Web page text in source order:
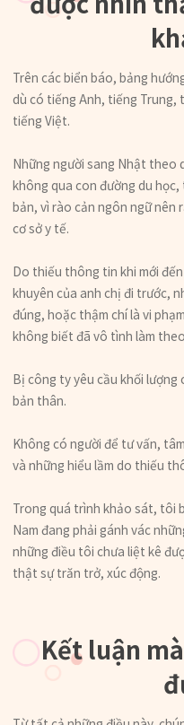
Trên các biển báo, bảng
dù có tiếng Anh, tiếng Trung,
tiếng Việt.
Những người sang Nhật theo
không qua con đường du
bản, vì rào cản ngôn ngữ nên
cơ sở y tế.
Do thiếu thông tin khi mới
khuyên của anh chị đi trước,
đúng, hoặc thậm chí là vi
không biết đã vô tình làm
Bị công ty yêu cầu khối lượng
bản thân.
Không có người để tư vấn,
và những hiểu lầm do thiếu
Trong quá trình khảo sát, tôi
Nam đang phải gánh vác
những điều tôi chưa liệt kê
thật sự trăn trở, xúc động.
Kết luận mà